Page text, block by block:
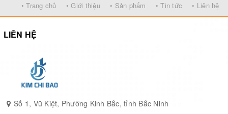
Có khá nhiều khách hàng phải liên hệ bộ phận kỹ
thuật để được trợ giúp sau khi mua máy, thậm chí
có khách hàng còn cháy máy sau 3-5 ngày. Lý do
• Trang chủ • Giới thiệu • Sản phẩm • Tin tức • Liên hệ
LIÊN HỆ
Số 1, Vũ Kiệt, Phường Kinh Bắc, tỉnh Bắc Ninh